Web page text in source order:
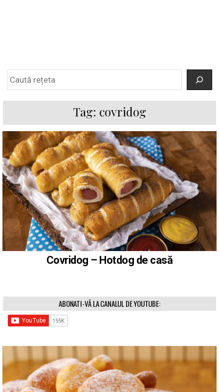
Tag: covridog
Covridog – Hotdog de casă
ABONATI-VĂ LA CANALUL DE YOUTUBE: